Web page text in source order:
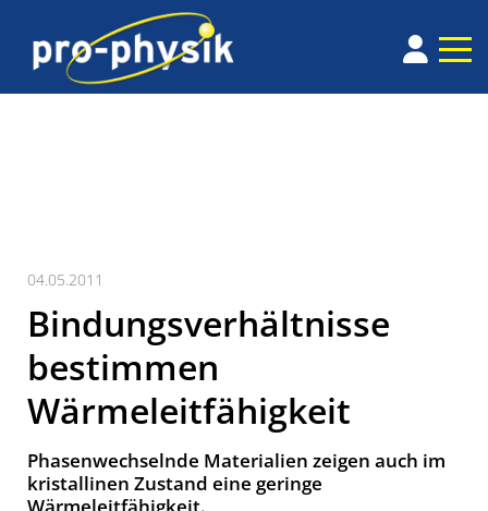
04.05.2011
Bindungsverhältnisse
bestimmen
Wärmeleitfähigkeit
Phasenwechselnde Materialien zeigen auch im
kristallinen Zustand eine geringe